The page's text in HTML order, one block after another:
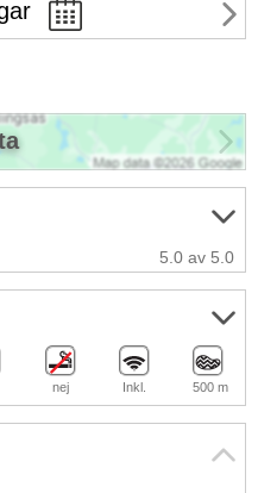
5.0 av 5.0
nej Inkl. 500 m